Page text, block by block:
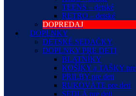
TEENS – detské
RETRO – detské
DOPREDAJ
DOPLNKY
DETSKÉ SEDAČKY
DOPLNKY PRE DETI
BLATNÍKY
KOŠÍKY a TAŠKY
PRILBY pre deti
RUKOVÄTE pre deti
SEDLÁ pre deti